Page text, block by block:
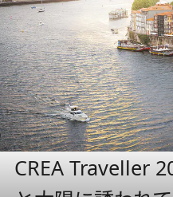
CREA Traveller